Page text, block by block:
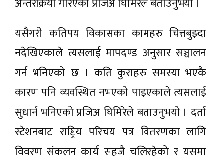
अन्तरक्रिया गरिएको प्रजिअ घिमिरेले बताउनुभयो ।
यसैगरी कतिपय विकासका कामहरु चित्तबुझ्दा
नदेखिएकाले त्यसलाई मापदण्ड अनुसार सञ्चालन
गर्न भनिएको छ । कति कुराहरु समस्या भएकै
कारण पनि व्यवस्थित नभएको पाइएकाले त्यसलाई
सुधार्न भनिएको प्रजिअ घिमिरेले बताउनुभयो । दर्ता
स्टेशनबाट राष्ट्रिय परिचय पत्र वितरणका लागि
विवरण संकलन कार्य सहजै चलिरहेको र यसमा